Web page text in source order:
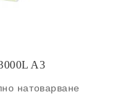
A3
натоварване